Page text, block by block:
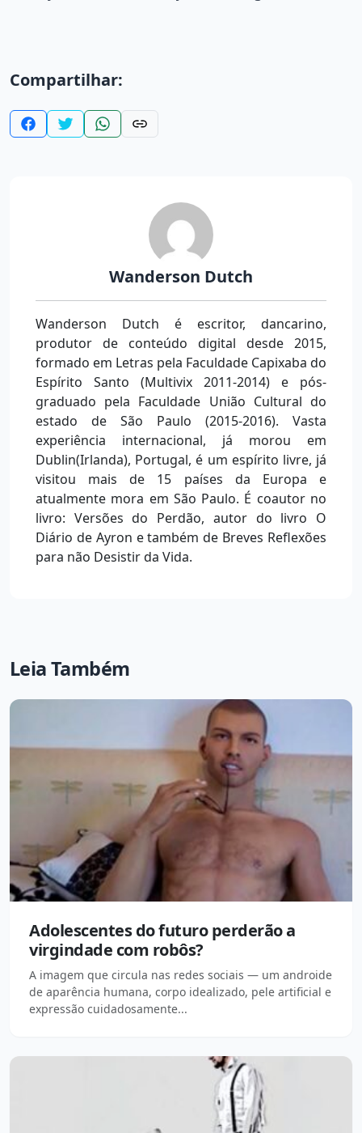
Compartilhar:
Wanderson Dutch
Wanderson Dutch é escritor, dancarino,
produtor de conteúdo digital desde 2015,
formado em Letras pela Faculdade Capixaba do
Espírito Santo (Multivix 2011-2014) e pós-
graduado pela Faculdade União Cultural do
estado de São Paulo (2015-2016). Vasta
experiência internacional, já morou em
Dublin(Irlanda), Portugal, é um espírito livre, já
visitou mais de 15 países da Europa e
atualmente mora em São Paulo. É coautor no
livro: Versões do Perdão, autor do livro O
Diário de Ayron e também de Breves Reflexões
para não Desistir da Vida.
Leia Também
Adolescentes do futuro perderão a
virgindade com robôs?
A imagem que circula nas redes sociais — um androide
de aparência humana, corpo idealizado, pele artificial e
expressão cuidadosamente...